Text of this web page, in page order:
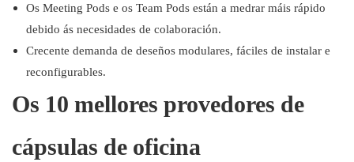
Os Meeting Pods e os Team Pods están a medrar máis rápido
debido ás necesidades de colaboración.
Crecente demanda de deseños modulares, fáciles de instalar e
reconfigurables.
Os 10 mellores provedores de
cápsulas de oficina